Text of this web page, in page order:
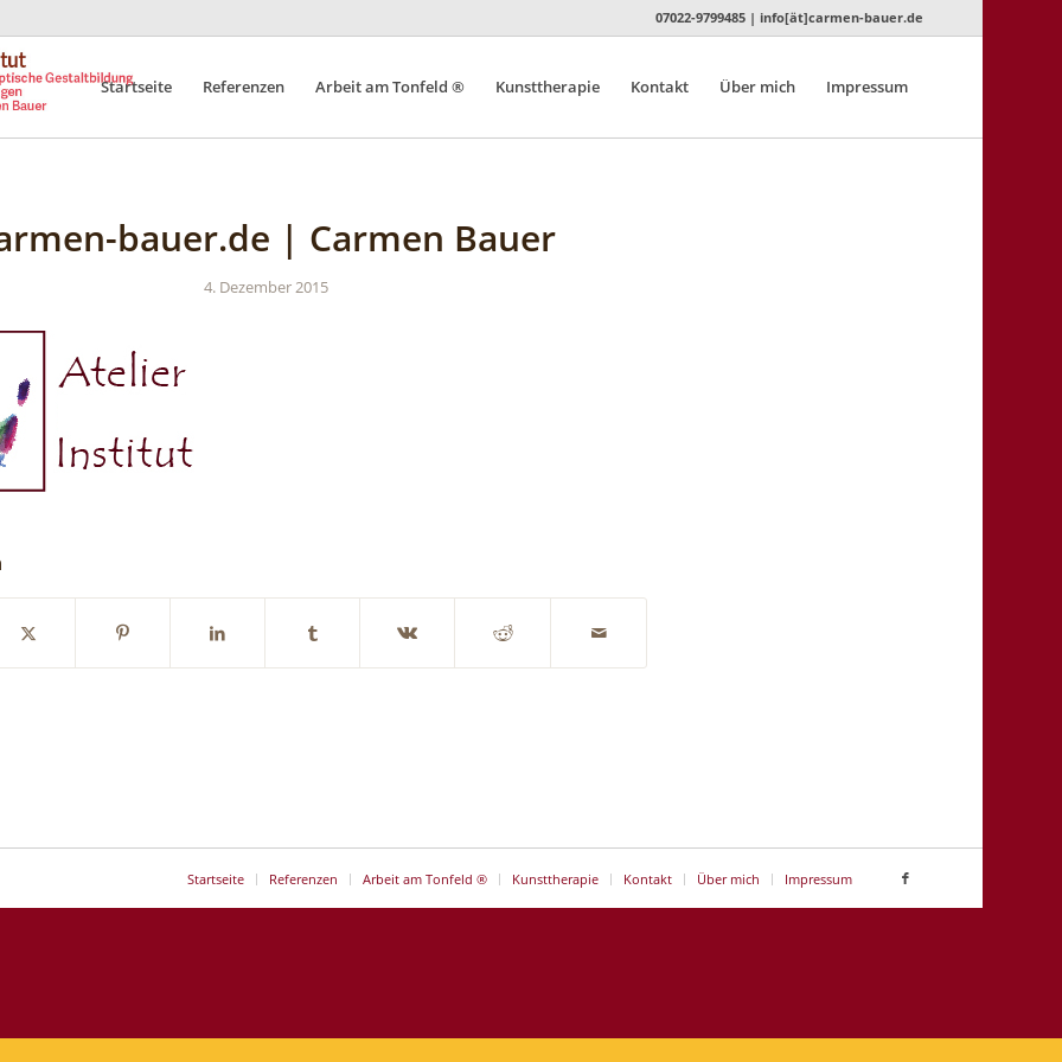
07022-9799485 | info[ät]carmen-bauer.de
Startseite Referenzen Arbeit am Tonfeld ® Kunsttherapie Kontakt Über mich Impressum
bauer.de | Carmen Bauer
4. Dezember 2015
Startseite Referenzen Arbeit am Tonfeld ® Kunsttherapie Kontakt Über mich Impressum